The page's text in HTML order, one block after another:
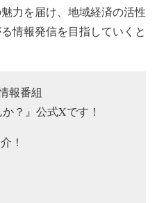
力を届け、地域経済の活性
情報発信を目指していくと
報番組
？』公式Xです！
！